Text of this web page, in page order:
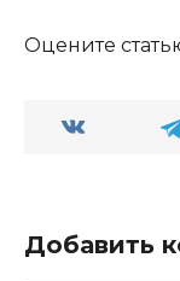
Оцените
Добавить